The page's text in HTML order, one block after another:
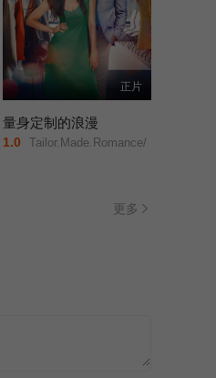
正片
量身定制的浪漫
1.0 Tailor.Made.Romance/
更多